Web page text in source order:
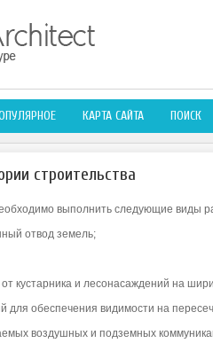
КАРТА САЙТА ПОИСК
строительства
выполнить следующие виды
отвод земель;
кустарника и лесонасаждений на
для обеспечения видимости на
воздушных и подземных